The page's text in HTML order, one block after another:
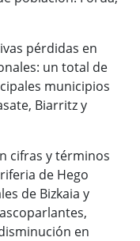
pérdidas en
un total de
municipios
Biarritz y
cifras y términos
de Hego
de Bizkaia y
en